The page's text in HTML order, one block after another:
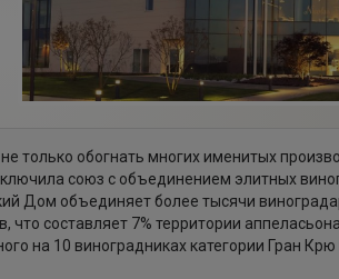
обогнать многих именитых
союз с объединением элитных
объединяет более тысячи
составляет 7% территории
на 10 виноградниках категории Гран
Марна. Успешность в получении